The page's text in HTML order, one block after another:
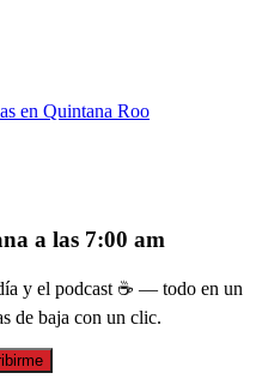
en Quintana Roo
a las 7:00 am
y el podcast ☕ — todo en un
de baja con un clic.